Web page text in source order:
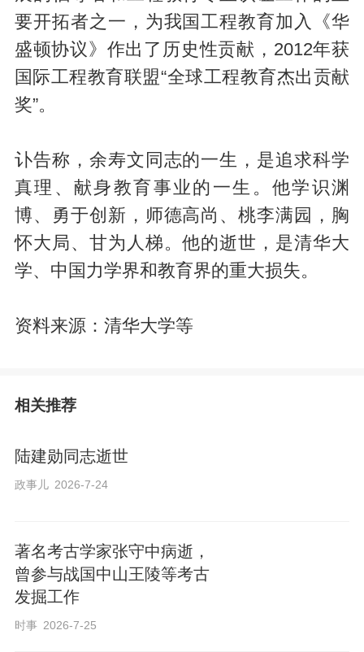
要开拓者之一，为我国工程教育加入《华
盛顿协议》作出了历史性贡献，2012年获
国际工程教育联盟“全球工程教育杰出贡献
奖”。
讣告称，余寿文同志的一生，是追求科学
真理、献身教育事业的一生。他学识渊
博、勇于创新，师德高尚、桃李满园，胸
怀大局、甘为人梯。他的逝世，是清华大
学、中国力学界和教育界的重大损失。
资料来源：清华大学等
相关推荐
陆建勋同志逝世
政事儿 2026-7-24
著名考古学家张守中病逝，
曾参与战国中山王陵等考古
发掘工作
时事 2026-7-25